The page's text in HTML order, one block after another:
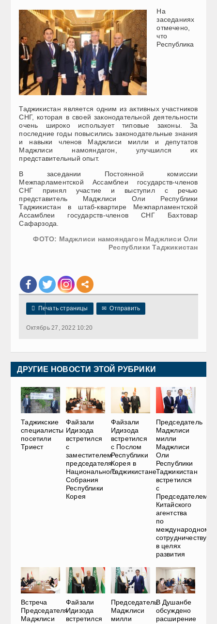
На
заседаниях
отмечено,
что
Республика
Таджикистан является одним из активных участников
СНГ, которая в своей законодательной деятельности
очень широко использует типовые законы. За
последние годы повысились законодательные знания
и навыки членов Маджлиси милли и депутатов
Маджлиси намояндагон, улучшился их
представительный опыт.
В заседании Постоянной комиссии
Межпарламентской Ассамблеи государств-членов
СНГ принял участие и выступил с речью
представитель Маджлиси Оли Республики
Таджикистан в штаб-квартире Межпарламентской
Ассамблеи государств-членов СНГ Бахтовар
Сафарзода.
ФОТО: Маджлиси намояндагон Маджлиси Оли
Республики Таджикистан
 Печать страницы ✉ Отправить
Октябрь 27, 2022 10:20
ДРУГИЕ НОВОСТИ ЭТОЙ РУБРИКИ
Таджикские
специалисты
посетили
Триест
Файзали
Идизода
встретился
с
заместителем
председателя
Национального
Собрания
Республики
Корея
Файзали
Идизода
встретился
с Послом
Республики
Корея в
Таджикистане
Председатель
Маджлиси
милли
Маджлиси
Оли
Республики
Таджикистан
встретился
с
Председателем
Китайского
агентства
по
международному
сотрудничеству
в целях
развития
Встреча
Председателя
Маджлиси
Файзали
Идизода
встретился
Председатель
Маджлиси
милли
В Душанбе
обсуждено
расширение